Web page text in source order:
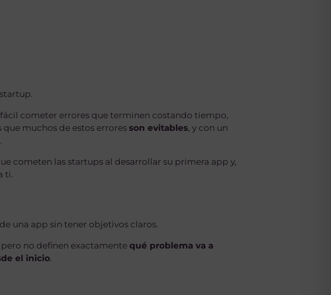
cometer errores que terminen costando tiempo,
muchos de estos errores son evitables, y con un
cometen las startups al desarrollar su primera app y,
ti.
una app sin tener objetivos claros.
no definen exactamente qué problema va a
el inicio.